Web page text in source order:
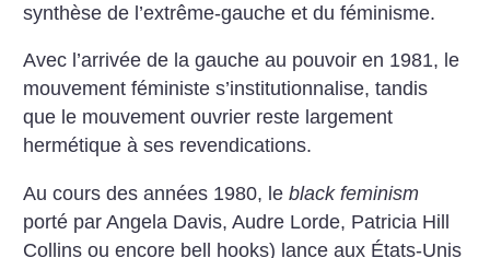
synthèse de l’extrême-gauche et du féminisme.
Avec l’arrivée de la gauche au pouvoir en 1981, le
mouvement féministe s’institutionnalise, tandis
que le mouvement ouvrier reste largement
hermétique à ses revendications.
Au cours des années 1980, leblack feminism
porté par Angela Davis, Audre Lorde, Patricia Hill
Collins ou encore bell hooks) lance aux États-Unis